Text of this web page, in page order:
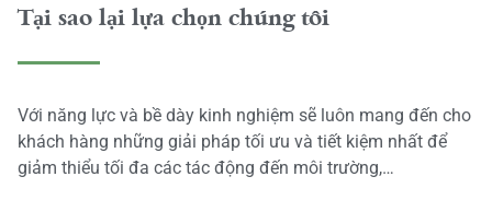
Tại sao lại lựa chọn chúng tôi
Với năng lực và bề dày kinh nghiệm sẽ luôn mang đến cho
khách hàng những giải pháp tối ưu và tiết kiệm nhất để
giảm thiểu tối đa các tác động đến môi trường,…